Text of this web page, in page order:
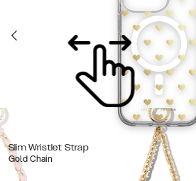
Slim Wristlet Strap
Gold Chain